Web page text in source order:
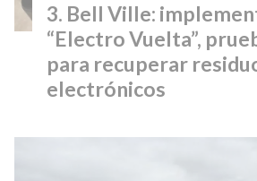
Bell Ville:
“Electro Vuelta”,
para recuperar
electrónicos